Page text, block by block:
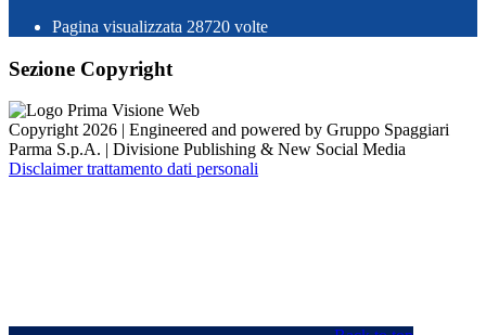
Pagina visualizzata 28720 volte
Sezione Copyright
Copyright 2026 | Engineered and powered by Gruppo Spaggiari
Parma S.p.A. | Divisione Publishing & New Social Media
Disclaimer trattamento dati personali